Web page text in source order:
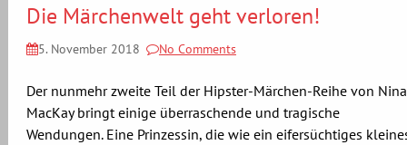
Die Märchenwelt geht verloren!
5. November 2018 No Comments
Der nunmehr zweite Teil der Hipster-Märchen-Reihe von Nina
MacKay bringt einige überraschende und tragische
Wendungen. Eine Prinzessin, die wie ein eifersüchtiges